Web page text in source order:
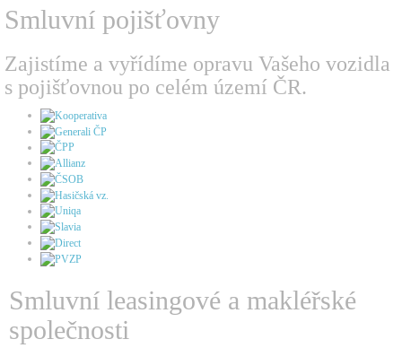
Smluvní pojišťovny
Zajistíme a vyřídíme opravu Vašeho vozidla
s pojišťovnou po celém území ČR.
Smluvní leasingové a makléřské
společnosti